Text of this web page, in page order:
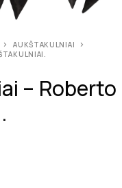
AUKŠTAKULNIAI
– Roberto